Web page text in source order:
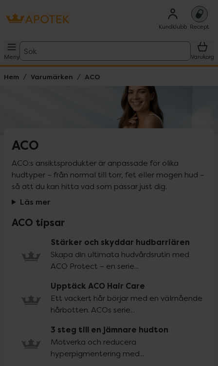
Kundklubb Recept
Meny
Sök
Varukorg
Hem Varumärken ACO
ACO
ACO:s ansiktsprodukter är anpassade för olika
hudtyper – från normal till torr, fet eller mogen hud –
så att du kan hitta vad som passar just dig.
Läs mer
ACO tipsar
Stärker och skyddar hudbarriären
Skapa din ultimata hudvårdsrutin med
ACO Protect – en serie...
Upptäck ACO Hair Care
Ett vackert hår börjar med en välmående
hårbotten. ACOs serie...
3 steg till en jämnare hudton
Motverka och reducera
hyperpigmentering med...